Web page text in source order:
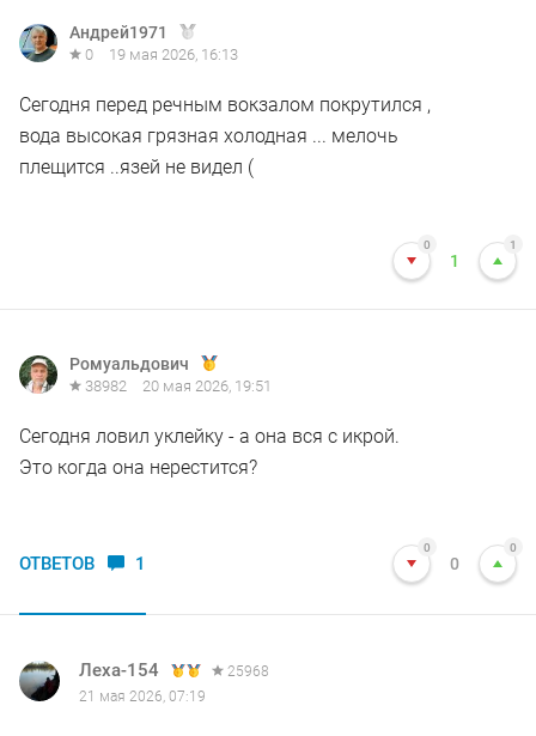
Андрей1971
0 19 мая 2026, 16:13
Сегодня перед речным вокзалом покрутился ,
вода высокая грязная холодная ... мелочь
плещится ..язей не видел (
0
1
1
Ромуальдович
38982 20 мая 2026, 19:51
Сегодня ловил уклейку - а она вся с икрой.
Это когда она нерестится?
ОТВЕТОВ 1
0
0
0
Леха-154
25968
21 мая 2026, 07:19